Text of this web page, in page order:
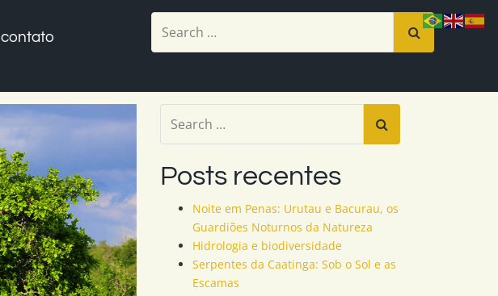
contato
Posts recentes
Noite em Penas: Urutau e Bacurau, os
Guardiões Noturnos da Natureza
Hidrologia e biodiversidade
Serpentes da Caatinga: Sob o Sol e as
Escamas